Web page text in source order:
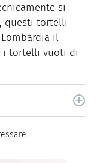
si
questi tortelli
il
i tortelli vuoti di
passo passo.